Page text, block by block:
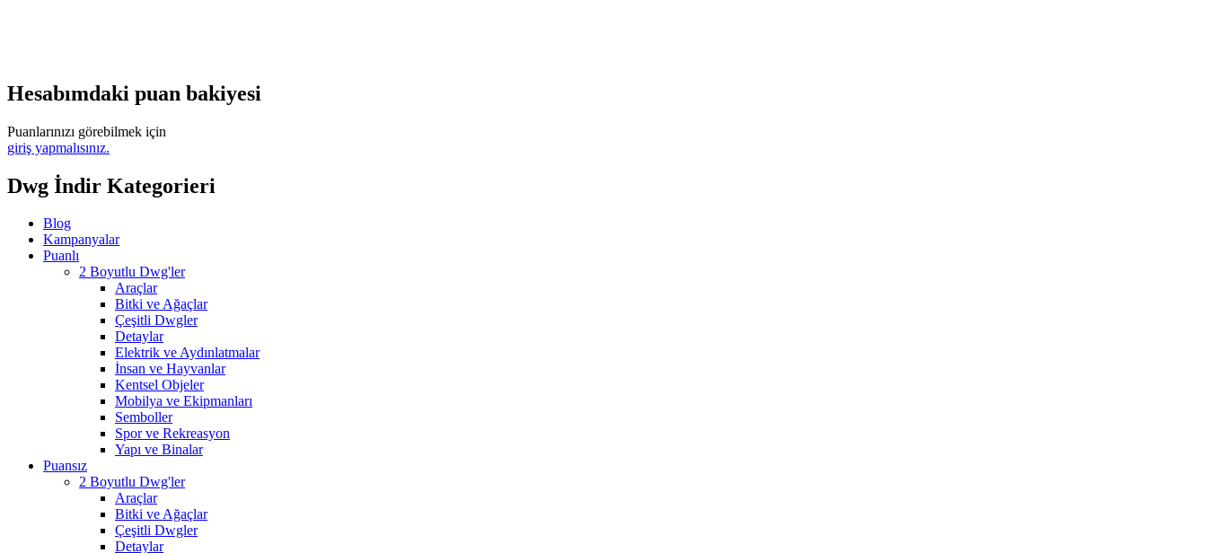
Hesabımdaki puan bakiyesi
Puanlarınızı görebilmek için
giriş yapmalısınız.
Dwg İndir Kategorieri
Blog
Kampanyalar
Puanlı
2 Boyutlu Dwg'ler
Araçlar
Bitki ve Ağaçlar
Çeşitli Dwgler
Detaylar
Elektrik ve Aydınlatmalar
İnsan ve Hayvanlar
Kentsel Objeler
Mobilya ve Ekipmanları
Semboller
Spor ve Rekreasyon
Yapı ve Binalar
Puansız
2 Boyutlu Dwg'ler
Araçlar
Bitki ve Ağaçlar
Çeşitli Dwgler
Detaylar